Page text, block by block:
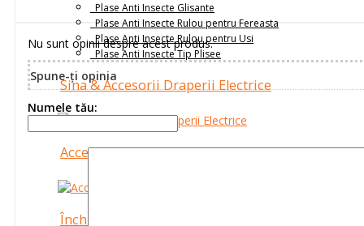
Plase Anti Insecte Glisante
Plase Anti Insecte Rulou pentru Fereasta
Plase Anti Insecte Rulou pentru Usi
Plase Anti Insecte Tip Plisee
Sina & Accesorii Draperii Electrice
Accesorii Montaj
Închideri Terase
Nu sunt opinii despre acest produs.
Spune-ţi opinia
Numele tău: